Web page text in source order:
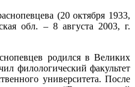
(20 октября 1933,
обл. – 8 августа 2003, г.
родился в Великих
филологический факультет
университета. После